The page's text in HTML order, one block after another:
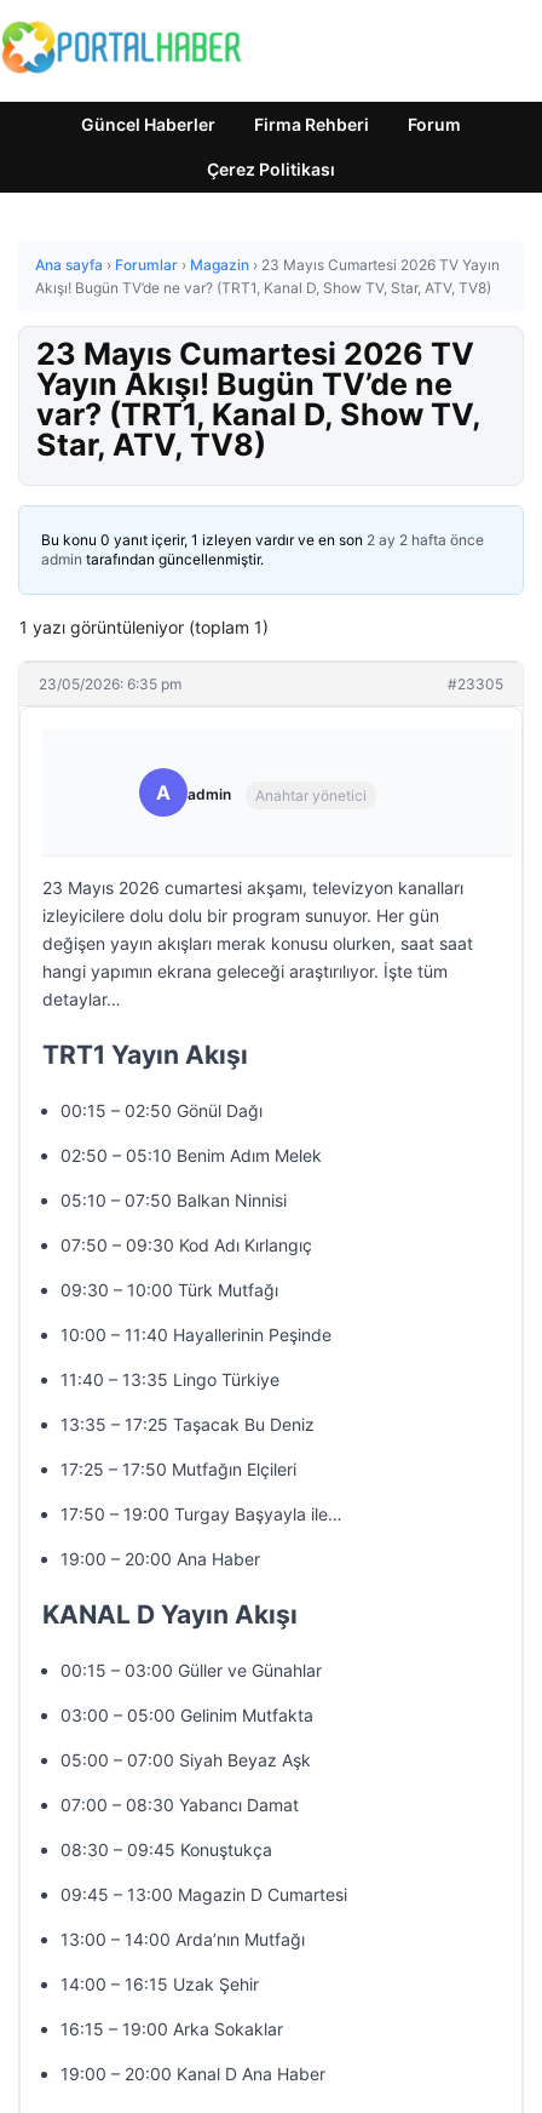
Güncel Haberler Firma Rehberi Forum
Çerez Politikası
Ana sayfa › Forumlar › Magazin › 23 Mayıs Cumartesi 2026 TV Yayın
Akışı! Bugün TV’de ne var? (TRT1, Kanal D, Show TV, Star, ATV, TV8)
23 Mayıs Cumartesi 2026 TV
Yayın Akışı! Bugün TV’de ne
var? (TRT1, Kanal D, Show TV,
Star, ATV, TV8)
Bu konu 0 yanıt içerir, 1 izleyen vardır ve en son 2 ay 2 hafta önce
admin tarafından güncellenmiştir.
1 yazı görüntüleniyor (toplam 1)
23/05/2026: 6:35 pm #23305
A admin Anahtar yönetici
23 Mayıs 2026 cumartesi akşamı, televizyon kanalları
izleyicilere dolu dolu bir program sunuyor. Her gün
değişen yayın akışları merak konusu olurken, saat saat
hangi yapımın ekrana geleceği araştırılıyor. İşte tüm
detaylar…
TRT1 Yayın Akışı
00:15 – 02:50 Gönül Dağı
02:50 – 05:10 Benim Adım Melek
05:10 – 07:50 Balkan Ninnisi
07:50 – 09:30 Kod Adı Kırlangıç
09:30 – 10:00 Türk Mutfağı
10:00 – 11:40 Hayallerinin Peşinde
11:40 – 13:35 Lingo Türkiye
13:35 – 17:25 Taşacak Bu Deniz
17:25 – 17:50 Mutfağın Elçileri
17:50 – 19:00 Turgay Başyayla ile…
19:00 – 20:00 Ana Haber
KANAL D Yayın Akışı
00:15 – 03:00 Güller ve Günahlar
03:00 – 05:00 Gelinim Mutfakta
05:00 – 07:00 Siyah Beyaz Aşk
07:00 – 08:30 Yabancı Damat
08:30 – 09:45 Konuştukça
09:45 – 13:00 Magazin D Cumartesi
13:00 – 14:00 Arda’nın Mutfağı
14:00 – 16:15 Uzak Şehir
16:15 – 19:00 Arka Sokaklar
19:00 – 20:00 Kanal D Ana Haber